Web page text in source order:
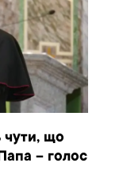
чути, що
– голос